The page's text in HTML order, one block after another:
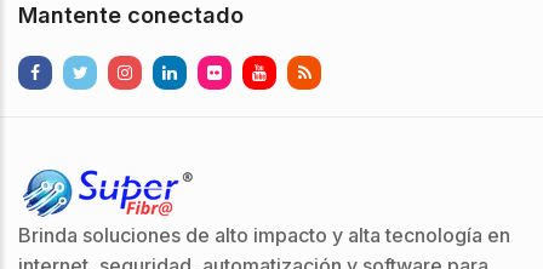
Mantente conectado
Brinda soluciones de alto impacto y alta tecnología en